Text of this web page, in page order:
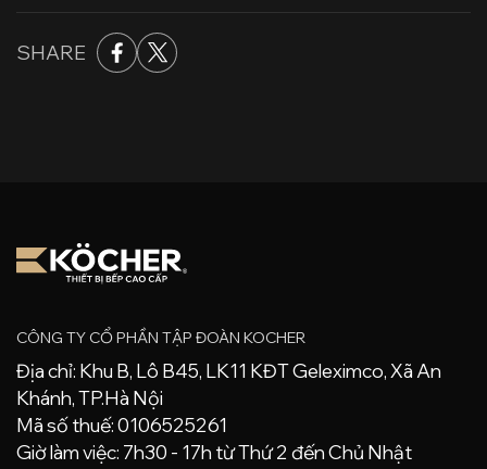
SHARE
CÔNG TY CỔ PHẦN TẬP ĐOÀN KOCHER
Địa chỉ: Khu B, Lô B45, LK11 KĐT Geleximco, Xã An
Khánh, TP.Hà Nội
Mã số thuế: 0106525261
Giờ làm việc: 7h30 - 17h từ Thứ 2 đến Chủ Nhật